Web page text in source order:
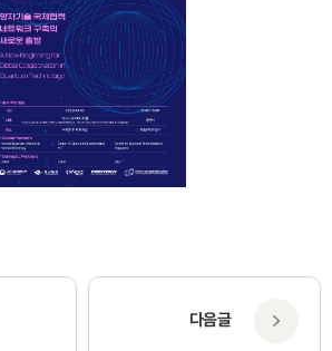
다음글